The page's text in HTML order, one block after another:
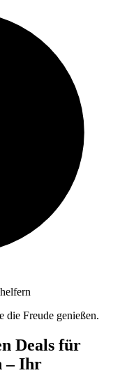
die Freude genießen.
Deals für
– Ihr